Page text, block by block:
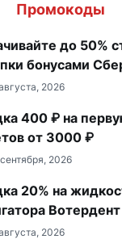
Промокоды
до 50%
бонусами
2026
400 ₽ на
от 3000 ₽
2026
20% на
Вотердент
2026